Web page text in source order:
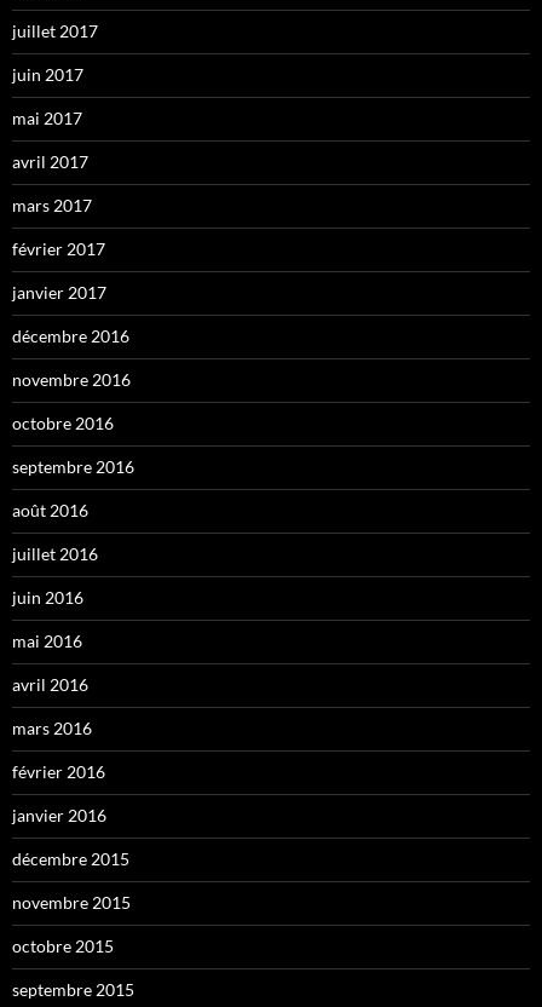
juillet 2017
juin 2017
mai 2017
avril 2017
mars 2017
février 2017
janvier 2017
décembre 2016
novembre 2016
octobre 2016
septembre 2016
août 2016
juillet 2016
juin 2016
mai 2016
avril 2016
mars 2016
février 2016
janvier 2016
décembre 2015
novembre 2015
octobre 2015
septembre 2015